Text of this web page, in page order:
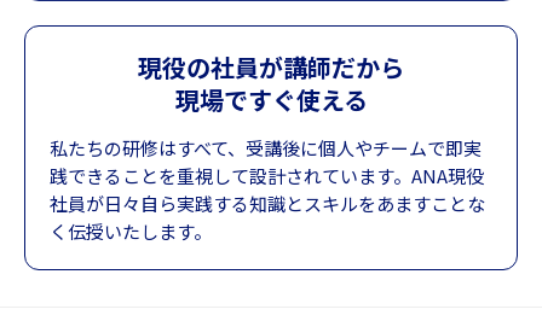
現役の社員が講師だから
現場ですぐ使える
私たちの研修はすべて、受講後に個人やチームで即実
践できることを重視して設計されています。ANA現役
社員が日々自ら実践する知識とスキルをあますことな
く伝授いたします。